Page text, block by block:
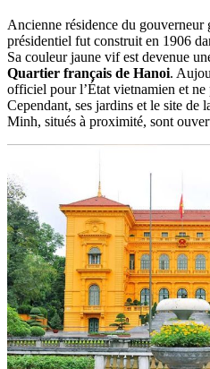
Ancienne résidence du gouverneur
présidentiel fut construit en 1906
Sa couleur jaune vif est devenue
Quartier français de Hanoi.
officiel pour l’État vietnamien et ne
Cependant, ses jardins et le site de
Minh, situés à proximité, sont